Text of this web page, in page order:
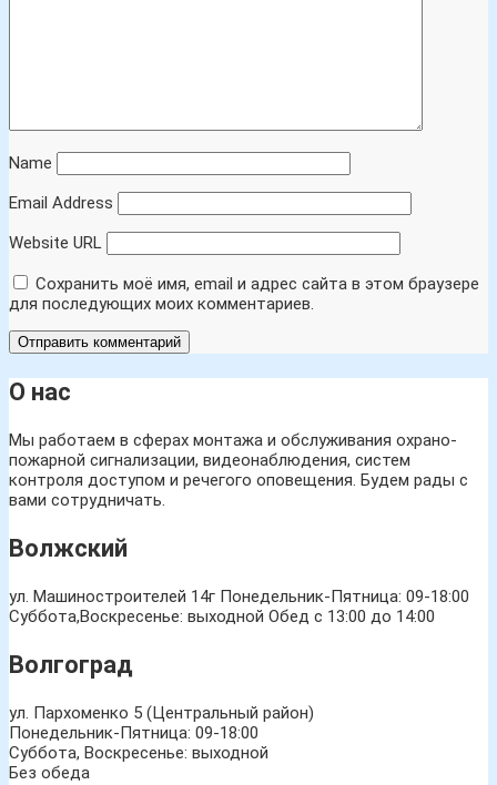
Name
Email Address
Website URL
Сохранить моё имя, email и адрес сайта в этом браузере
для последующих моих комментариев.
О нас
Мы работаем в сферах монтажа и обслуживания охрано-
пожарной сигнализации, видеонаблюдения, систем
контроля доступом и речегого оповещения. Будем рады с
вами сотрудничать.
Волжский
ул. Машиностроителей 14г Понедельник-Пятница: 09-18:00
Суббота,Воскресенье: выходной Обед с 13:00 до 14:00
Волгоград
ул. Пархоменко 5 (Центральный район)
Понедельник-Пятница: 09-18:00
Суббота, Воскресенье: выходной
Без обеда